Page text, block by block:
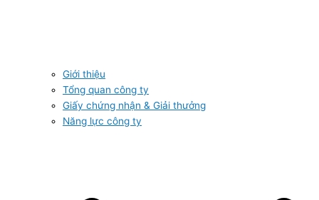
Giới thiệu
Tổng quan công ty
Giấy chứng nhận & Giải thưởng
Năng lực công ty